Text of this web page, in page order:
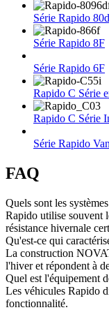
Série Rapido
Série Rapido 8F
Série Rapido 6F
Rapido C Série
Rapido C Série
Série Rapido
FAQ
Quels sont les
Rapido utilise souvent
résistance hivernale
Qu'est-ce qui
La construction
l'hiver et répondent à
Quel est l'équipement
Les véhicules Rapido
fonctionnalité.